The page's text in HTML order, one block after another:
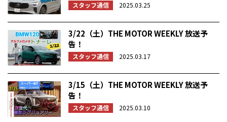
スタッフ通信 2025.03.25
3/22（土）THE MOTOR WEEKLY 放送予
告！
スタッフ通信 2025.03.17
3/15（土）THE MOTOR WEEKLY 放送予
告！
スタッフ通信 2025.03.10